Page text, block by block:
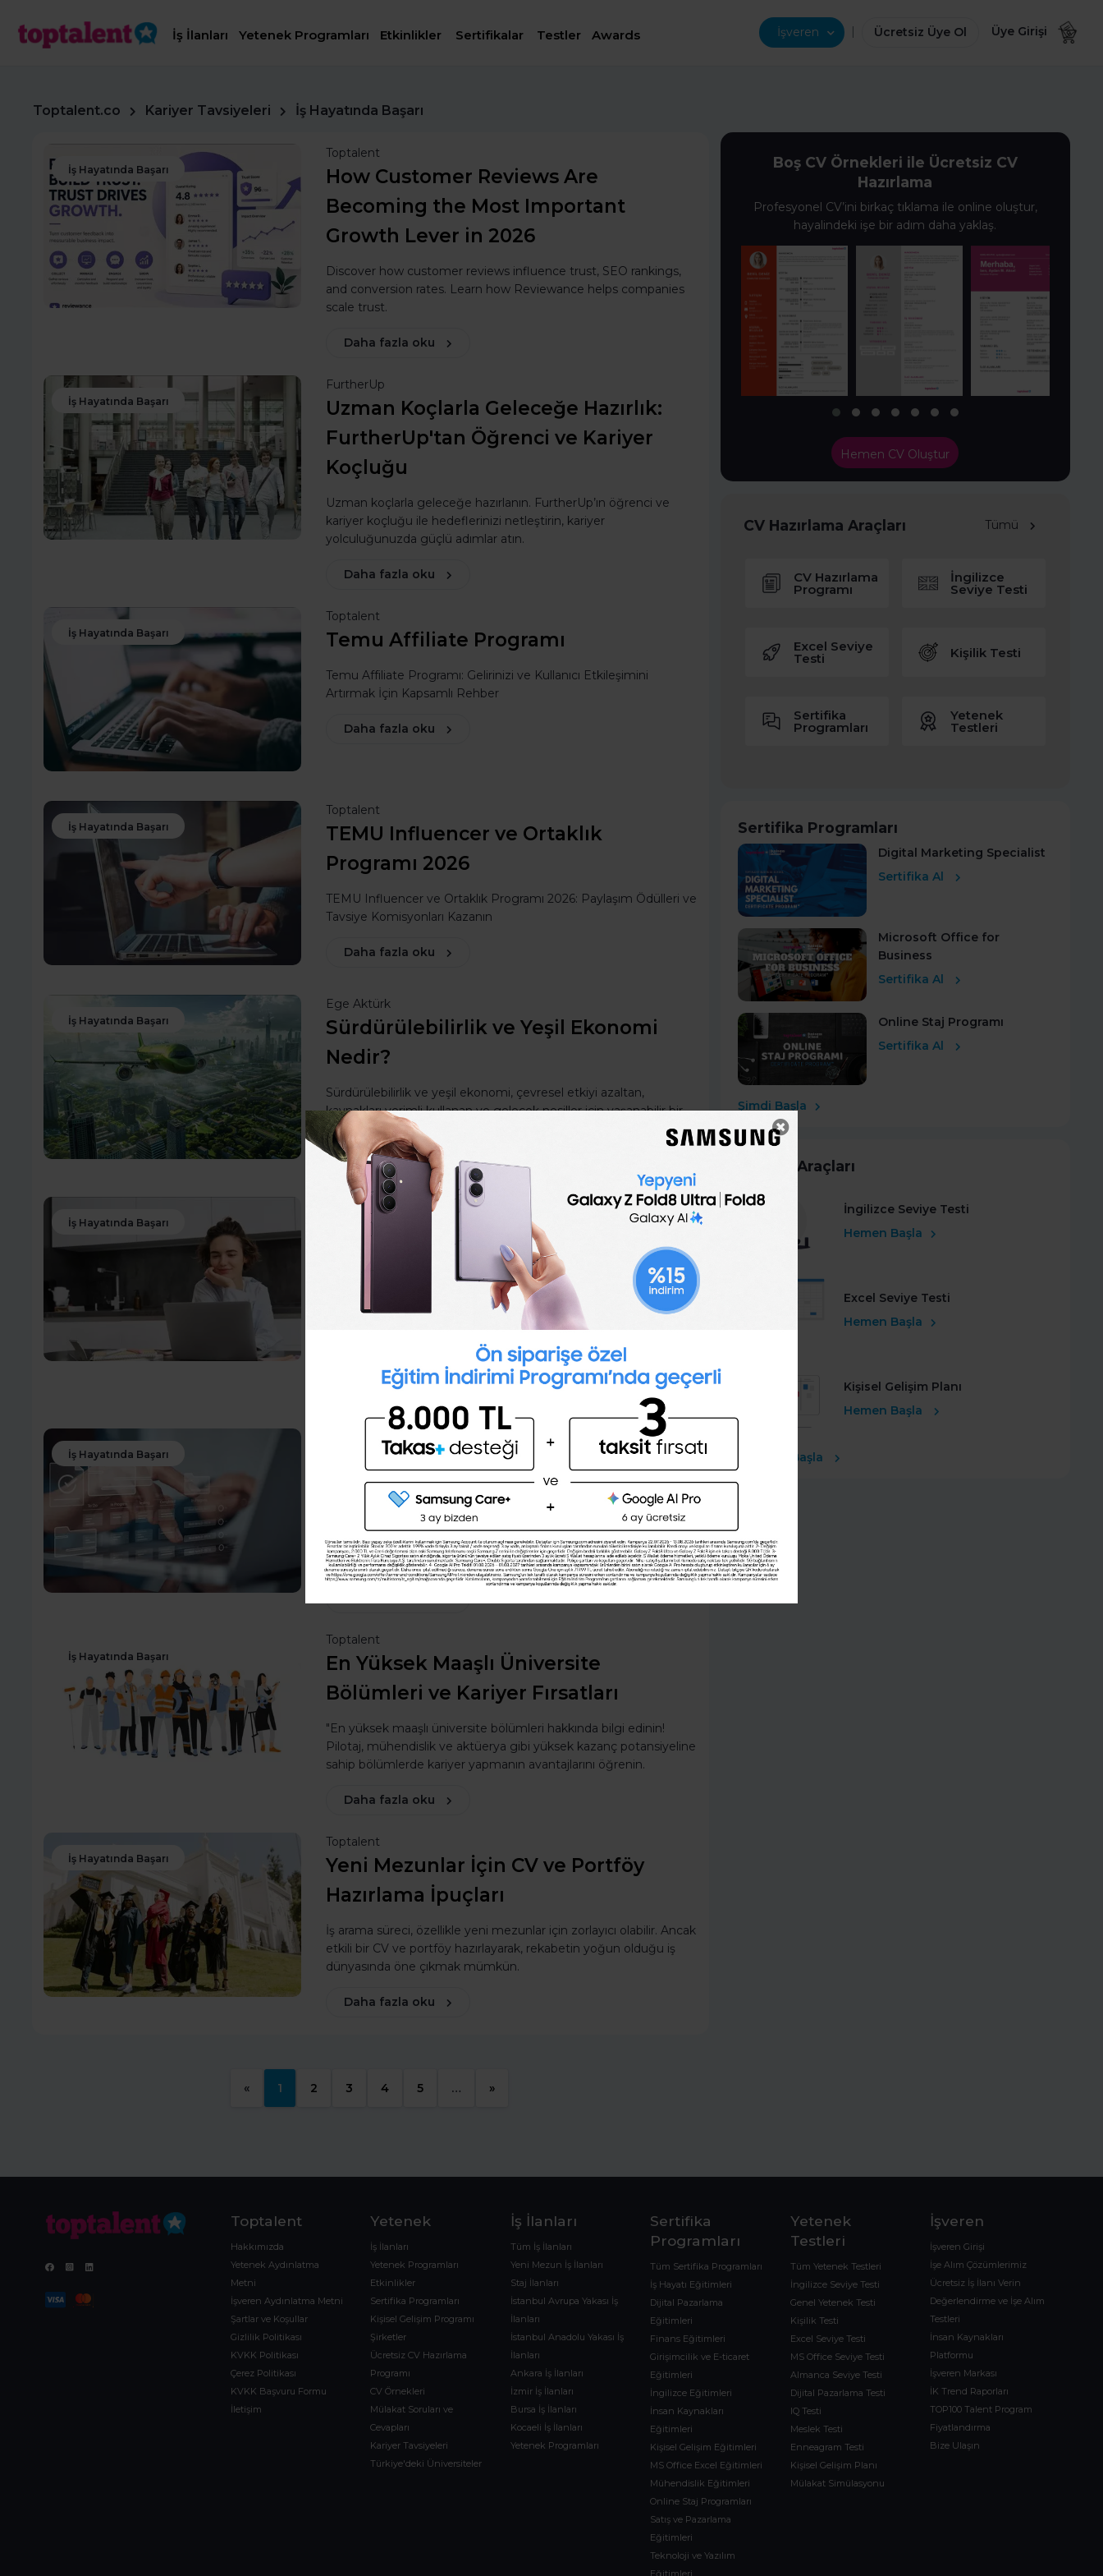
İş İlanları Yetenek Programları Etkinlikler Sertifikalar Testler Awards İşveren | Ücretsiz Üye Ol Üye Girişi
Toptalent.co Kariyer Tavsiyeleri İş Hayatında Başarı
İş Hayatında Başarı
Toptalent
How Customer Reviews Are
Becoming the Most Important
Growth Lever in 2026
Discover how customer reviews influence trust, SEO rankings,
and conversion rates. Learn how Reviewance helps companies
scale trust.
Daha fazla oku
İş Hayatında Başarı
FurtherUp
Uzman Koçlarla Geleceğe Hazırlık:
FurtherUp'tan Öğrenci ve Kariyer
Koçluğu
Uzman koçlarla geleceğe hazırlanın. FurtherUp’ın öğrenci ve
kariyer koçluğu ile hedeflerinizi netleştirin, kariyer
yolculuğunuzda güçlü adımlar atın.
Daha fazla oku
İş Hayatında Başarı
Toptalent
Temu Affiliate Programı
Temu Affiliate Programı: Gelirinizi ve Kullanıcı Etkileşimini
Artırmak İçin Kapsamlı Rehber
Daha fazla oku
İş Hayatında Başarı
Toptalent
TEMU Influencer ve Ortaklık
Programı 2026
TEMU Influencer ve Ortaklık Programı 2026: Paylaşım Ödülleri ve
Tavsiye Komisyonları Kazanın
Daha fazla oku
İş Hayatında Başarı
Ege Aktürk
Sürdürülebilirlik ve Yeşil Ekonomi
Nedir?
Sürdürülebilirlik ve yeşil ekonomi, çevresel etkiyi azaltan,
kaynakları verimli kullanan ve gelecek nesiller için yaşanabilir bir
dünya hedefleyen ekonomik yaklaşımları ele alır.
Daha fazla oku
İş Hayatında Başarı
Melisa Gülay
Freelance Çalışma Modeli Nedir?
Kurumsal Çalışma Modelinden Farkı
Nedir?
Freelance çalışma ve kurumsal kariyerin avantajlarını,
dezavantajlarını ve kariyer yolunuzu seçerken dikkate almanız
gereken kritik faktörleri keşfedin. Hangi yol size daha uygun?
İş Hayatında Başarı
Proje Yönetim Araçları ile İşlerinizi
Nasıl Kolaylaştırabilirsiniz?
Birçok dosya ile çalışırken kontrolü kaybetmeniz an meselesidir.
Ancak, doğru proje yönetim araçları ile iş akışınızı daha verimli
hale getirmeniz mümkün.
İş Hayatında Başarı
Toptalent
En Yüksek Maaşlı Üniversite
Bölümleri ve Kariyer Fırsatları
"En yüksek maaşlı üniversite bölümleri hakkında bilgi edinin!
Pilotaj, mühendislik ve aktüerya gibi yüksek kazanç potansiyeline
sahip bölümlerde kariyer yapmanın avantajlarını öğrenin.
Daha fazla oku
İş Hayatında Başarı
Toptalent
Yeni Mezunlar İçin CV ve Portföy
Hazırlama İpuçları
İş arama süreci, özellikle yeni mezunlar için zorlayıcı olabilir. Ancak
etkili bir CV ve portföy hazırlayarak, rekabetin yoğun olduğu iş
dünyasında öne çıkmak mümkün.
Daha fazla oku
« 1 2 3 4 5 … »
Boş CV Örnekleri ile Ücretsiz CV
Hazırlama
Profesyonel CV’ini birkaç tıklama ile online oluştur,
hayalindeki işe bir adım daha yaklaş.
Hemen CV Oluştur
CV Hazırlama Araçları Tümü
CV Hazırlama
Programı
İngilizce
Seviye Testi
Excel Seviye
Testi Kişilik Testi
Sertifika
Programları
Yetenek
Testleri
Sertifika Programları
Digital Marketing Specialist
Sertifika Al
Microsoft Office for
Business
Sertifika Al
Online Staj Programı
Sertifika Al
Şimdi Başla
Kariyer Araçları
İngilizce Seviye Testi
Hemen Başla
Excel Seviye Testi
Hemen Başla
Kişisel Gelişim Planı
Hemen Başla
Ücretsiz Başla
İngilizce seviyeni öğrenmek
ister misin ?
(A1,A2,B1,B2,C1,C2)
Şimdi değil Evet
Toptalent
Hakkımızda
Yetenek Aydınlatma
Metni
İşveren Aydınlatma Metni
Şartlar ve Koşullar
Gizlilik Politikası
KVKK Politikası
Çerez Politikası
KVKK Başvuru Formu
İletişim
Yetenek
İş İlanları
Yetenek Programları
Etkinlikler
Sertifika Programları
Kişisel Gelişim Programı
Şirketler
Ücretsiz CV Hazırlama
Programı
CV Örnekleri
Mülakat Soruları ve
Cevapları
Kariyer Tavsiyeleri
Türkiye'deki Üniversiteler
İş İlanları
Tüm İş İlanları
Yeni Mezun İş İlanları
Staj İlanları
İstanbul Avrupa Yakası İş
İlanları
İstanbul Anadolu Yakası İş
İlanları
Ankara İş İlanları
İzmir İş İlanları
Bursa İş İlanları
Kocaeli İş İlanları
Yetenek Programları
Sertifika
Programları
Tüm Sertifika Programları
İş Hayatı Eğitimleri
Dijital Pazarlama
Eğitimleri
Finans Eğitimleri
Girişimcilik ve E-ticaret
Eğitimleri
İngilizce Eğitimleri
İnsan Kaynakları
Eğitimleri
Kişisel Gelişim Eğitimleri
MS Office Excel Eğitimleri
Mühendislik Eğitimleri
Online Staj Programları
Satış ve Pazarlama
Eğitimleri
Teknoloji ve Yazılım
Eğitimleri
Yetenek
Testleri
Tüm Yetenek Testleri
İngilizce Seviye Testi
Genel Yetenek Testi
Kişilik Testi
Excel Seviye Testi
MS Office Seviye Testi
Almanca Seviye Testi
Dijital Pazarlama Testi
IQ Testi
Meslek Testi
Enneagram Testi
Kişisel Gelişim Planı
Mülakat Simülasyonu
İşveren
İşveren Girişi
İşe Alım Çözümlerimiz
Ücretsiz İş İlanı Verin
Değerlendirme ve İşe Alım
Testleri
İnsan Kaynakları
Platformu
İşveren Markası
İK Trend Raporları
TOP100 Talent Program
Fiyatlandırma
Bize Ulaşın